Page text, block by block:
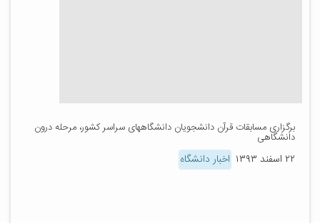
برگزاری مسابقات قرآن دانشجویان دانشگاههای سراسر کشور، مرحله درون
دانشگاهی
۲۲ اسفند ۱۳۹۳ اخبار دانشگاه